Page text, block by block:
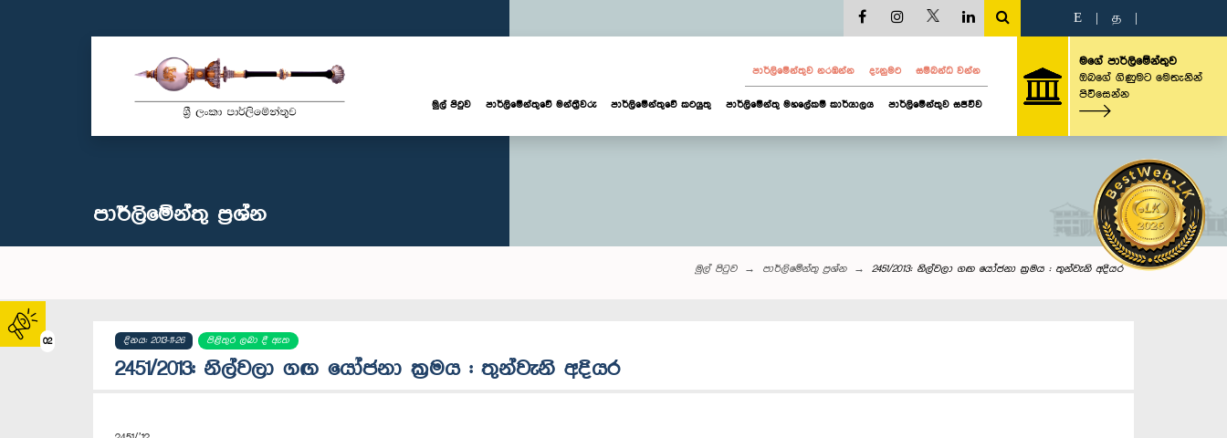
02
E த
පාර්ලි‌මේන්තුව නරඹන්න දැනුමට සම්බන්ධ වන්න
මුල් පිටුව පාර්ලි‌මේන්තුවේ මන්ත්‍රීවරු පාර්ලිමේන්තුවේ කටයුතු පාර්ලිමේන්තු මහලේකම් කාර්යාලය පාර්ලිමේන්තුව සජීවීව
මගේ පාර්ලිමේන්තුව
ඔබගේ ගිණුමට මෙතැනින්
පිවිසෙන්න
පාර්ලි‌මේන්තු‌ ප්‍රශ්න
මුල් පිටුව පාර්ලි‌මේන්තු‌ ප්‍රශ්න 2451/2013: නිල්වලා ගඟ යෝජනා ක්‍රමය : තුන්වැනි අදියර
දිනය: 2013-11-26 පිළිතුර ලබා දී ඇත
2451/2013: නිල්වලා ගඟ යෝජනා ක්‍රමය : තුන්වැනි අදියර